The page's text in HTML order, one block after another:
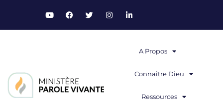
A Propos
Connaître Dieu
Ressources